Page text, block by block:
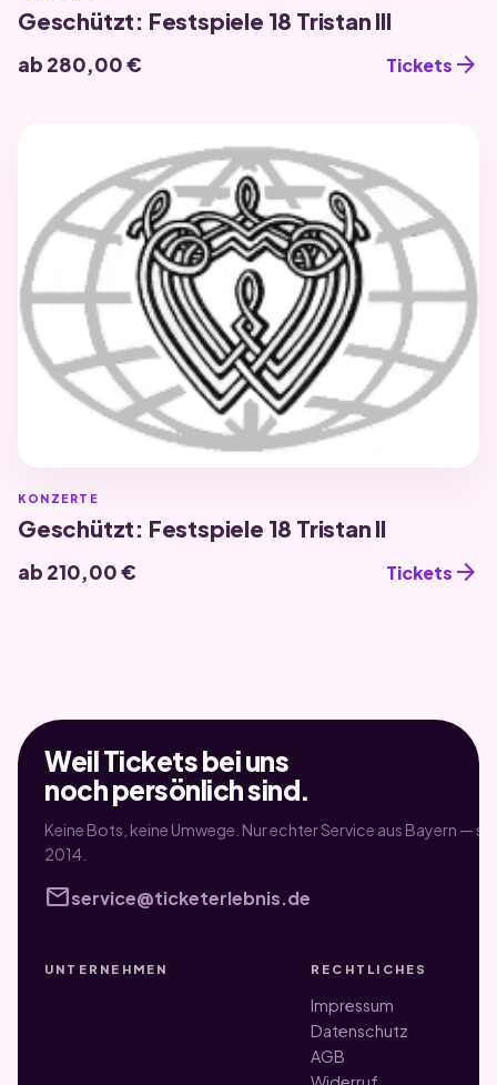
Geschützt: Festspiele 18 Tristan III
ab 280,00 € Tickets arrow_forward
KONZERTE
Geschützt: Festspiele 18 Tristan II
ab 210,00 € Tickets arrow_forward
Weil Tickets bei uns
noch persönlich sind.
Keine Bots, keine Umwege. Nur echter Service aus Bayern —
2014.
mailservice@ticketerlebnis.de
UNTERNEHMEN RECHTLICHES
Impressum
Datenschutz
AGB